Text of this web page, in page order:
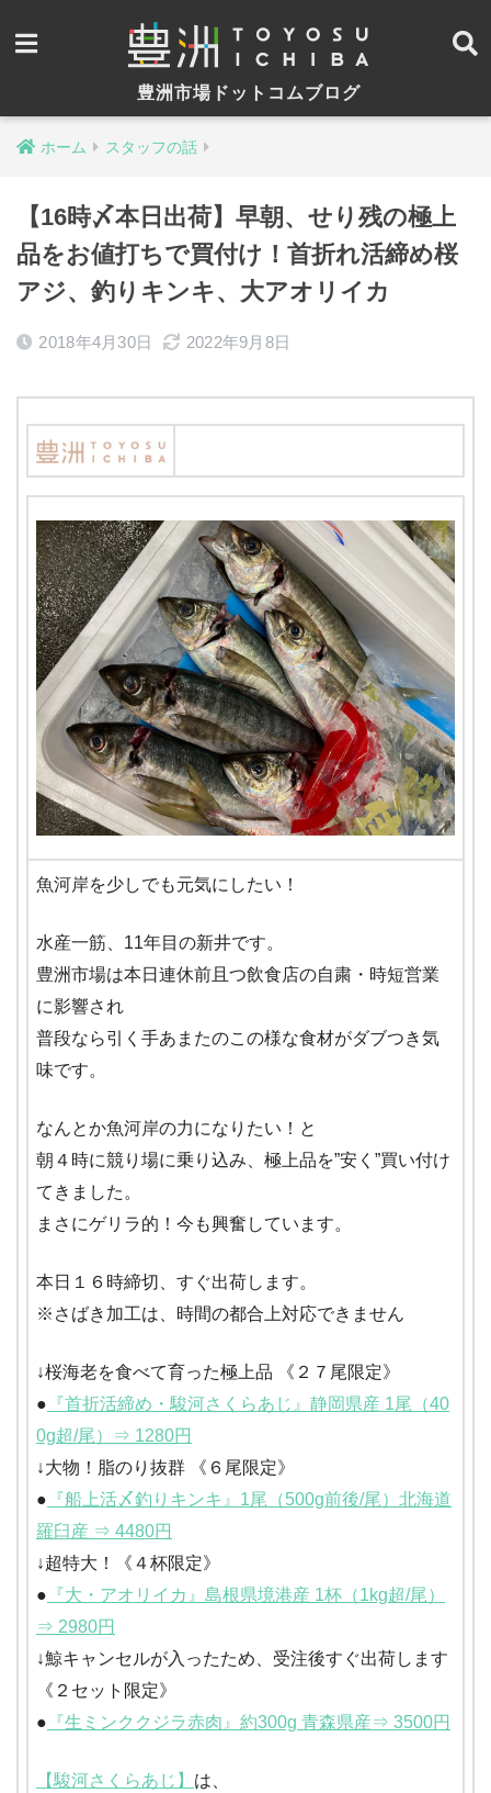
豊洲市場ドットコムブログ
ホーム スタッフの話
【16時〆本日出荷】早朝、せり残の極上
品をお値打ちで買付け！首折れ活締め桜
アジ、釣りキンキ、大アオリイカ
2018年4月30日 2022年9月8日
魚河岸を少しでも元気にしたい！
水産一筋、11年目の新井です。
豊洲市場は本日連休前且つ飲食店の自粛・時短営業
に影響され
普段なら引く手あまたのこの様な食材がダブつき気
味です。
なんとか魚河岸の力になりたい！と
朝４時に競り場に乗り込み、極上品を”安く”買い付け
てきました。
まさにゲリラ的！今も興奮しています。
本日１６時締切、すぐ出荷します。
※さばき加工は、時間の都合上対応できません
↓桜海老を食べて育った極上品 《２７尾限定》
● 『首折活締め・駿河さくらあじ』静岡県産 1尾（40
0g超/尾）⇒ 1280円
↓大物！脂のり抜群 《６尾限定》
● 『船上活〆釣りキンキ』1尾（500g前後/尾）北海道
羅臼産 ⇒ 4480円
↓超特大！《４杯限定》
● 『大・アオリイカ』島根県境港産 1杯（1kg超/尾）
⇒ 2980円
↓鯨キャンセルが入ったため、受注後すぐ出荷します
《２セット限定》
● 『生ミンククジラ赤肉』約300g 青森県産⇒ 3500円
【駿河さくらあじ】 は、